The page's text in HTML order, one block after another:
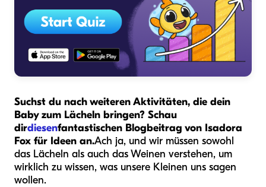
Suchst du nach weiteren Aktivitäten, die dein
Baby zum Lächeln bringen? Schau
dirdiesenfantastischen Blogbeitrag von Isadora
Fox für Ideen an.Ach ja, und wir müssen sowohl
das Lächeln als auch das Weinen verstehen, um
wirklich zu wissen, was unsere Kleinen uns sagen
wollen.